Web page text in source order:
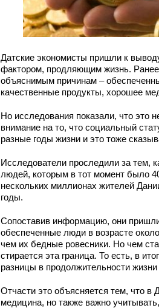
Датские экономисты пришли к
фактором, продляющим жизнь.
объяснимым причинам –
качественные продукты, хорошее
Но исследования показали, что это
внимание на то, что социальный
разные годы жизни и это тоже
Исследователи проследили за тем,
людей, которым в тот момент было
нескольких миллионах жителей
годы.
Сопоставив информацию, они
обеспеченные люди в возрасте
чем их бедные ровесники. Но чем
стирается эта граница. То есть, в
разницы в продолжительности
Отчасти это объясняется тем, что в
медицина, но также важно